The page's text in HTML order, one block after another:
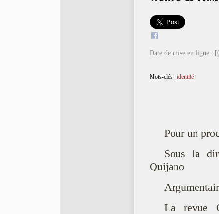
Date de mise en ligne :
Mots-clés : identité
Pour un
Sous la
Quijano
La revue